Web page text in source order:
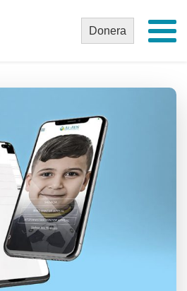
Donera